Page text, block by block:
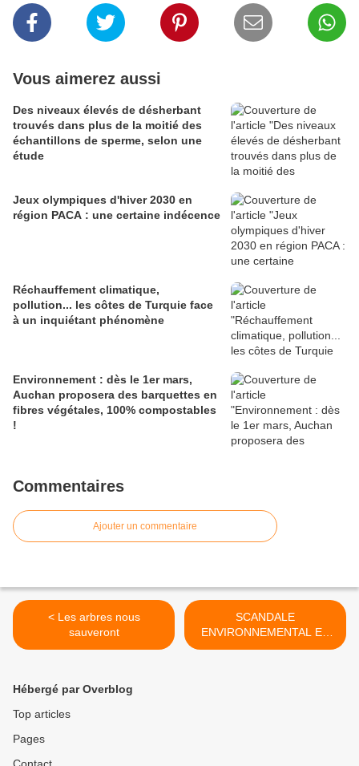
Vous aimerez aussi
Des niveaux élevés de désherbant
trouvés dans plus de la moitié des
échantillons de sperme, selon une
étude
Jeux olympiques d'hiver 2030 en
région PACA : une certaine indécence
Réchauffement climatique,
pollution... les côtes de Turquie face
à un inquiétant phénomène
Environnement : dès le 1er mars,
Auchan proposera des barquettes en
fibres végétales, 100% compostables
!
Commentaires
Ajouter un commentaire
< Les arbres nous
sauveront
SCANDALE
ENVIRONNEMENTAL EN
COURS DANS LES
Hébergé par Overblog
Top articles
Pages